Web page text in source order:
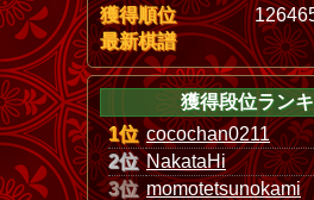
獲得順位
最新棋譜
獲得段位ラン
1位 cocochan0211
2位 NakataHi
3位 momotetsunokami